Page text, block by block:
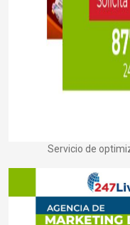
Servicio de